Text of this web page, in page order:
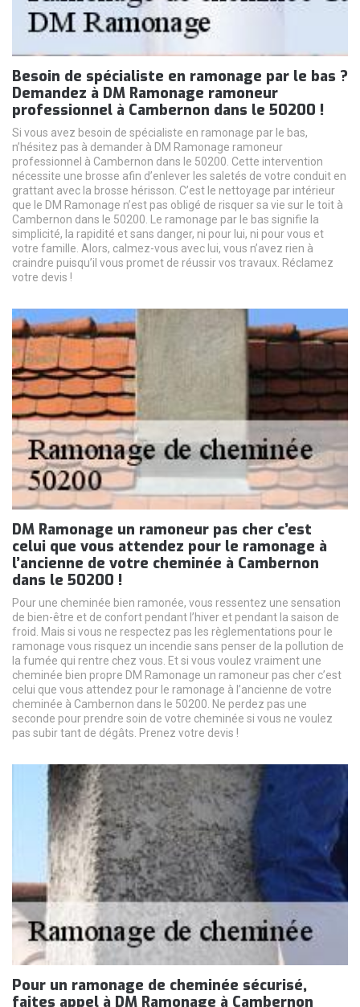
Besoin de spécialiste en ramonage par le bas ?
Demandez à DM Ramonage ramoneur
professionnel à Cambernon dans le 50200 !
Si vous avez besoin de spécialiste en ramonage par le bas,
n’hésitez pas à demander à DM Ramonage ramoneur
professionnel à Cambernon dans le 50200. Cette intervention
nécessite une brosse afin d’enlever les saletés de votre conduit en
grattant avec la brosse hérisson. C’est le nettoyage par intérieur
que le DM Ramonage n’est pas obligé de risquer sa vie sur le toit à
Cambernon dans le 50200. Le ramonage par le bas signifie la
simplicité, la rapidité et sans danger, ni pour lui, ni pour vous et
votre famille. Alors, calmez-vous avec lui, vous n’avez rien à
craindre puisqu’il vous promet de réussir vos travaux. Réclamez
votre devis !
DM Ramonage un ramoneur pas cher c’est
celui que vous attendez pour le ramonage à
l’ancienne de votre cheminée à Cambernon
dans le 50200 !
Pour une cheminée bien ramonée, vous ressentez une sensation
de bien-être et de confort pendant l’hiver et pendant la saison de
froid. Mais si vous ne respectez pas les règlementations pour le
ramonage vous risquez un incendie sans penser de la pollution de
la fumée qui rentre chez vous. Et si vous voulez vraiment une
cheminée bien propre DM Ramonage un ramoneur pas cher c’est
celui que vous attendez pour le ramonage à l’ancienne de votre
cheminée à Cambernon dans le 50200. Ne perdez pas une
seconde pour prendre soin de votre cheminée si vous ne voulez
pas subir tant de dégâts. Prenez votre devis !
Pour un ramonage de cheminée sécurisé,
faites appel à DM Ramonage à Cambernon